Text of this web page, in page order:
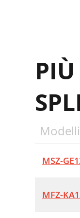
Modelli
MSZ-
MFZ-